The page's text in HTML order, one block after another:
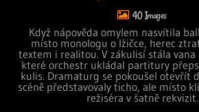
40
Když nápověda omylem nasvítila
místo monologu o lžičce, herec
textem i realitou. V zákulisí stála
které orchestr ukládal partitury
kulis. Dramaturg se pokoušel otevřít
scéně představovaly ticho, ale místo
režiséra v šatně rekvizit.